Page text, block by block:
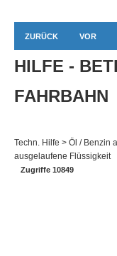
ZURÜCK VOR
HILFE -
FAHRBAHN
Techn. Hilfe > Öl / Benzin
ausgelaufene Flüssigkeit
Zugriffe 10849